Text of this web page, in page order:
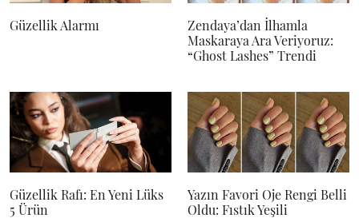
Güzellik Alarmı
Zendaya’dan İlhamla
Maskaraya Ara Veriyoruz:
“Ghost Lashes” Trendi
Güzellik Rafı: En Yeni Lüks
5 Ürün
Yazın Favori Oje Rengi Belli
Oldu: Fıstık Yeşili